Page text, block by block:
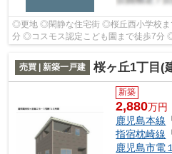
◎更地 ◎閑静な住宅街 ◎桜丘西小学校ま
分 ◎コスモス認定こども園まで徒歩7分
売買 | 新築一戸建
桜ヶ丘1丁目(建物：
新築
2,880万円
鹿児島本線
指宿枕崎線
鹿児島市電